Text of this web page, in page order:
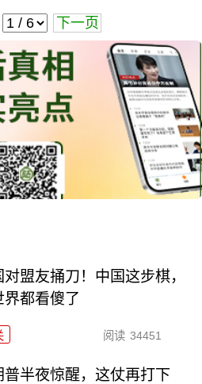
下一页
对盟友捅刀！中国这步棋，
界都看傻了
阅读 34451
普半夜惊醒，这仗再打下